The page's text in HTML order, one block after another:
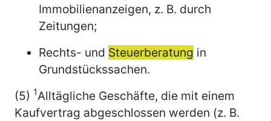
Immobilienanzeigen, z. B. durch
Zeitungen;
Rechts- und Steuerberatung in
Grundstückssachen.
(5) 1Alltägliche Geschäfte, die mit einem
Kaufvertrag abgeschlossen werden (z. B.